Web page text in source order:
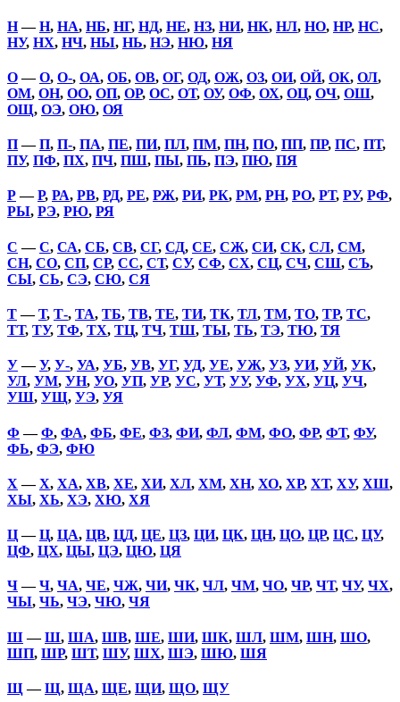
Н—Н, НА, НБ, НГ, НД, НЕ, НЗ, НИ, НК, НЛ, НО, НР, НС,
НУ, НХ, НЧ, НЫ, НЬ, НЭ, НЮ, НЯ
О—О, О-, ОА, ОБ, ОВ, ОГ, ОД, ОЖ, ОЗ, ОИ, ОЙ, ОК, ОЛ,
ОМ, ОН, ОО, ОП, ОР, ОС, ОТ, ОУ, ОФ, ОХ, ОЦ, ОЧ, ОШ,
ОЩ, ОЭ, ОЮ, ОЯ
П—П, П-, ПА, ПЕ, ПИ, ПЛ, ПМ, ПН, ПО, ПП, ПР, ПС, ПТ,
ПУ, ПФ, ПХ, ПЧ, ПШ, ПЫ, ПЬ, ПЭ, ПЮ, ПЯ
Р—Р, РА, РВ, РД, РЕ, РЖ, РИ, РК, РМ, РН, РО, РТ, РУ, РФ,
РЫ, РЭ, РЮ, РЯ
С —С, СА, СБ, СВ, СГ, СД, СЕ, СЖ, СИ, СК, СЛ, СМ,
СН, СО, СП, СР, СС, СТ, СУ, СФ, СХ, СЦ, СЧ, СШ, СЪ,
СЫ, СЬ, СЭ, СЮ, СЯ
Т—Т, Т-, ТА, ТБ, ТВ, ТЕ, ТИ, ТК, ТЛ, ТМ, ТО, ТР, ТС,
ТТ, ТУ, ТФ, ТХ, ТЦ, ТЧ, ТШ, ТЫ, ТЬ, ТЭ, ТЮ, ТЯ
У—У, У-, УА, УБ, УВ, УГ, УД, УЕ, УЖ, УЗ, УИ, УЙ, УК,
УЛ, УМ, УН, УО, УП, УР, УС, УТ, УУ, УФ, УХ, УЦ, УЧ,
УШ, УЩ, УЭ, УЯ
Ф —Ф, ФА, ФБ, ФЕ, ФЗ, ФИ, ФЛ, ФМ, ФО, ФР, ФТ, ФУ,
ФЬ, ФЭ, ФЮ
Х —Х, ХА, ХВ, ХЕ, ХИ, ХЛ, ХМ, ХН, ХО, ХР, ХТ, ХУ, ХШ,
ХЫ, ХЬ, ХЭ, ХЮ, ХЯ
Ц—Ц, ЦА, ЦВ, ЦД, ЦЕ, ЦЗ, ЦИ, ЦК, ЦН, ЦО, ЦР, ЦС, ЦУ,
ЦФ, ЦХ, ЦЫ, ЦЭ, ЦЮ, ЦЯ
Ч—Ч, ЧА, ЧЕ, ЧЖ, ЧИ, ЧК, ЧЛ, ЧМ, ЧО, ЧР, ЧТ, ЧУ, ЧХ,
ЧЫ, ЧЬ, ЧЭ, ЧЮ, ЧЯ
Ш—Ш, ША, ШВ, ШЕ, ШИ, ШК, ШЛ, ШМ, ШН, ШО,
ШП, ШР, ШТ, ШУ, ШХ, ШЭ, ШЮ, ШЯ
Щ —Щ, ЩА, ЩЕ, ЩИ, ЩО, ЩУ